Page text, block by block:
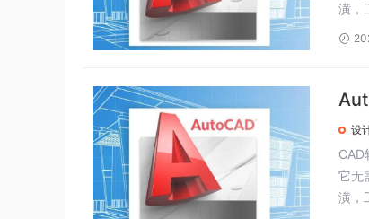
潢，
设
CAD
它无
潢，